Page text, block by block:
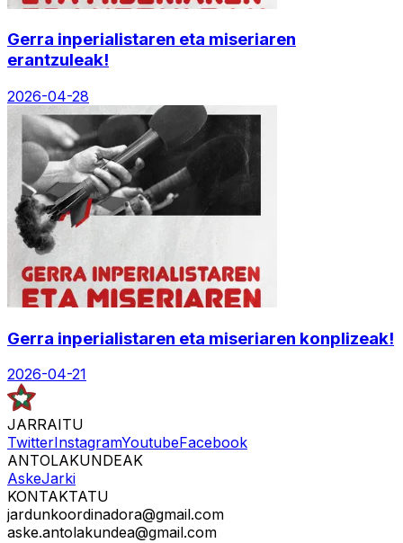
Gerra inperialistaren eta miseriaren
erantzuleak!
2026-04-28
Gerra inperialistaren eta miseriaren konplizeak!
2026-04-21
JARRAITU
TwitterInstagramYoutubeFacebook
ANTOLAKUNDEAK
AskeJarki
KONTAKTATU
jardunkoordinadora@gmail.com
aske.antolakundea@gmail.com